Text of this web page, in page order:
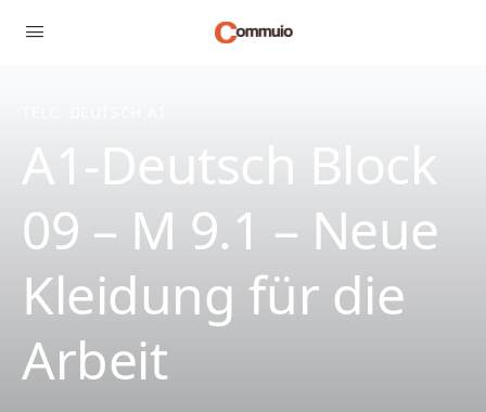
A1-Deutsch Block
09 – M 9.1 – Neue
Kleidung für die
Arbeit